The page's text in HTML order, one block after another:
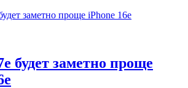
будет заметно проще